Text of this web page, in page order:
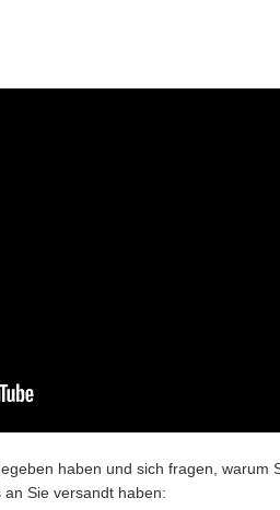
haben und sich fragen, warum
Sie versandt haben: